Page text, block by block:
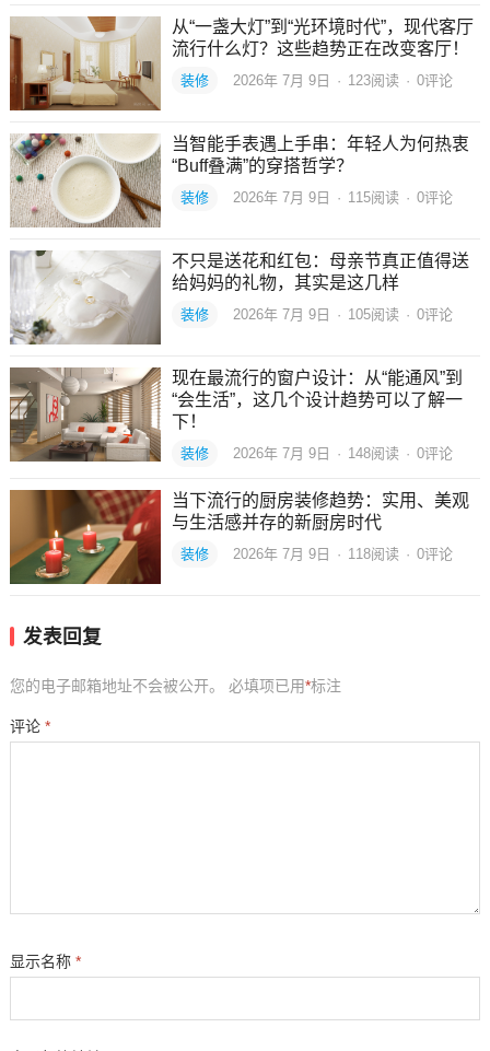
从“一盏大灯”到“光环境时代”，现代客厅
流行什么灯？这些趋势正在改变客厅！
装修 2026年 7月 9日 · 123阅读 · 0评论
当智能手表遇上手串：年轻人为何热衷
“Buff叠满”的穿搭哲学？
装修 2026年 7月 9日 · 115阅读 · 0评论
不只是送花和红包：母亲节真正值得送
给妈妈的礼物，其实是这几样
装修 2026年 7月 9日 · 105阅读 · 0评论
现在最流行的窗户设计：从“能通风”到
“会生活”，这几个设计趋势可以了解一
下！
装修 2026年 7月 9日 · 148阅读 · 0评论
当下流行的厨房装修趋势：实用、美观
与生活感并存的新厨房时代
装修 2026年 7月 9日 · 118阅读 · 0评论
发表回复
您的电子邮箱地址不会被公开。 必填项已用*标注
评论 *
显示名称 *